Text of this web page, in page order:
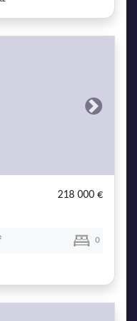
Next
218 000 €
0